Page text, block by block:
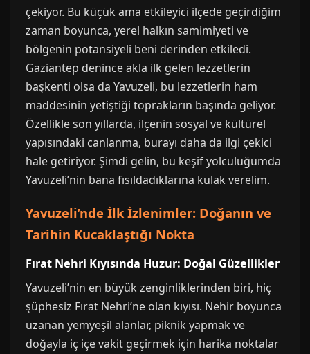
çekiyor. Bu küçük ama etkileyici ilçede geçirdiğim
zaman boyunca, yerel halkın samimiyeti ve
bölgenin potansiyeli beni derinden etkiledi.
Gaziantep denince akla ilk gelen lezzetlerin
başkenti olsa da Yavuzeli, bu lezzetlerin ham
maddesinin yetiştiği toprakların başında geliyor.
Özellikle son yıllarda, ilçenin sosyal ve kültürel
yapısındaki canlanma, burayı daha da ilgi çekici
hale getiriyor. Şimdi gelin, bu keşif yolculuğumda
Yavuzeli’nin bana fısıldadıklarına kulak verelim.
Yavuzeli’nde İlk İzlenimler: Doğanın ve
Tarihin Kucaklaştığı Nokta
Fırat Nehri Kıyısında Huzur: Doğal Güzellikler
Yavuzeli’nin en büyük zenginliklerinden biri, hiç
şüphesiz Fırat Nehri’ne olan kıyısı. Nehir boyunca
uzanan yemyeşil alanlar, piknik yapmak ve
doğayla iç içe vakit geçirmek için harika noktalar